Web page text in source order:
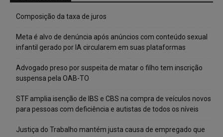
Composição da taxa de juros
Meta é alvo de denúncia após anúncios com conteúdo sexual
infantil gerado por IA circularem em suas plataformas
Advogado preso por suspeita de matar o filho tem inscrição
suspensa pela OAB-TO
STF amplia isenção de IBS e CBS na compra de veículos novos
para pessoas com deficiência e autistas de todos os níveis
Justiça do Trabalho mantém justa causa de empregado que